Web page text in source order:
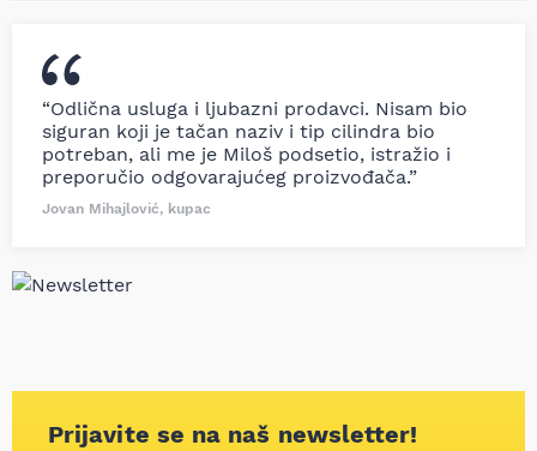
“Odlična usluga i ljubazni prodavci. Nisam bio
siguran koji je tačan naziv i tip cilindra bio
potreban, ali me je Miloš podsetio, istražio i
preporučio odgovarajućeg proizvođača.”
Jovan Mihajlović, kupac
Prijavite se na naš newsletter!